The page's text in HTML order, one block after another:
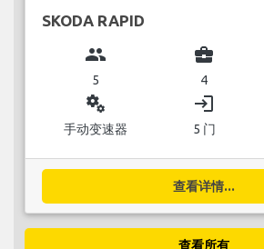
SKODA RAPID
group
5
business_center
4
miscellaneous_services
手动变速器
login
5 门
查看详情...
查看所有